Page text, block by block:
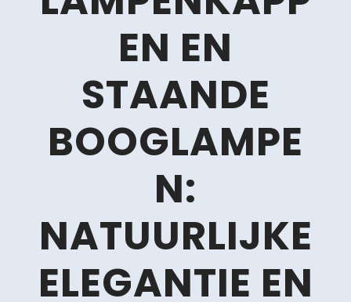
EN EN
STAANDE
BOOGLAMPE
N:
NATUURLIJKE
ELEGANTIE EN